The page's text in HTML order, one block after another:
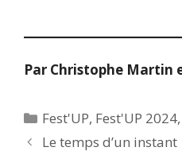
Par Christophe Martin
Catégories
Fest'UP, Fest'UP 2024
Le temps d’un instant